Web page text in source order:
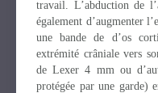
travail. L’abduction de
également d’augmenter
une bande de d’os
extrémité crâniale vers
de Lexer 4 mm ou
protégée par une garde)